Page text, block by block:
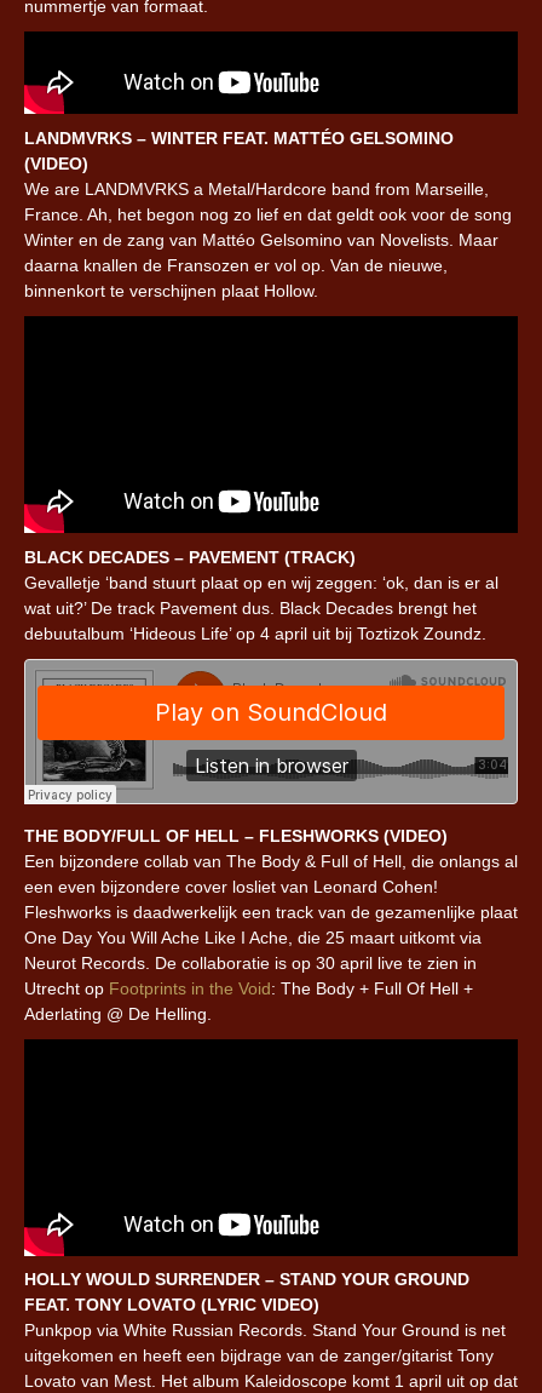
nummertje van formaat.
LANDMVRKS – WINTER FEAT. MATTÉO GELSOMINO
(VIDEO)
We are LANDMVRKS a Metal/Hardcore band from Marseille,
France. Ah, het begon nog zo lief en dat geldt ook voor de song
Winter en de zang van Mattéo Gelsomino van Novelists. Maar
daarna knallen de Fransozen er vol op. Van de nieuwe,
binnenkort te verschijnen plaat Hollow.
BLACK DECADES – PAVEMENT (TRACK)
Gevalletje ‘band stuurt plaat op en wij zeggen: ‘ok, dan is er al
wat uit?’ De track Pavement dus. Black Decades brengt het
debuutalbum ‘Hideous Life’ op 4 april uit bij Toztizok Zoundz.
THE BODY/FULL OF HELL – FLESHWORKS (VIDEO)
Een bijzondere collab van The Body & Full of Hell, die onlangs al
een even bijzondere cover losliet van Leonard Cohen!
Fleshworks is daadwerkelijk een track van de gezamenlijke plaat
One Day You Will Ache Like I Ache, die 25 maart uitkomt via
Neurot Records. De collaboratie is op 30 april live te zien in
Utrecht op Footprints in the Void: The Body + Full Of Hell +
Aderlating @ De Helling.
HOLLY WOULD SURRENDER – STAND YOUR GROUND
FEAT. TONY LOVATO (LYRIC VIDEO)
Punkpop via White Russian Records. Stand Your Ground is net
uitgekomen en heeft een bijdrage van de zanger/gitarist Tony
Lovato van Mest. Het album Kaleidoscope komt 1 april uit op dat